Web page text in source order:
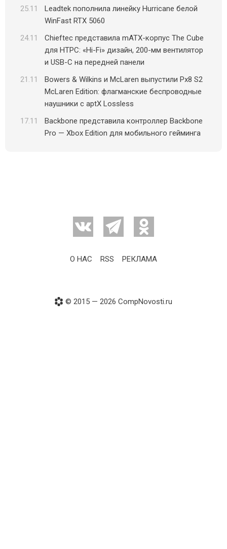
25.11
Leadtek пополнила линейку Hurricane белой
WinFast RTX 5060
24.11
Chieftec представила mATX-корпус The Cube
для HTPC: «Hi-Fi» дизайн, 200-мм вентилятор
и USB-C на передней панели
21.11
Bowers & Wilkins и McLaren выпустили Px8 S2
McLaren Edition: флагманские беспроводные
наушники с aptX Lossless
17.11
Backbone представила контроллер Backbone
Pro — Xbox Edition для мобильного гейминга
О НАС RSS РЕКЛАМА
© 2015 — 2026 CompNovosti.ru